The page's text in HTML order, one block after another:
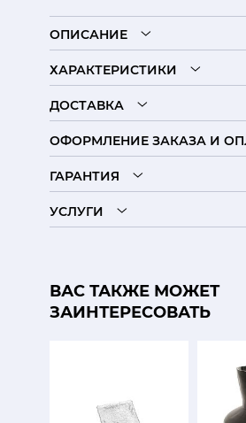
ОПИСАНИЕ
ХАРАКТЕРИСТИКИ
ДОСТАВКА
ОФОРМЛЕНИЕ ЗАКАЗА И
ГАРАНТИЯ
УСЛУГИ
ВАС ТАКЖЕ МОЖЕТ
ЗАИНТЕРЕСОВАТЬ